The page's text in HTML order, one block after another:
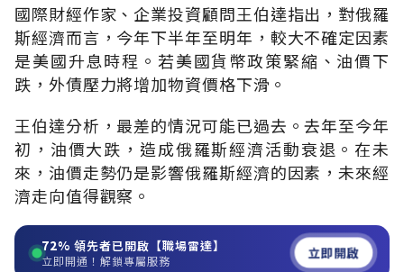
國際財經作家、企業投資顧問王伯達指出，對俄羅
斯經濟而言，今年下半年至明年，較大不確定因素
是美國升息時程。若美國貨幣政策緊縮、油價下
跌，外債壓力將增加物資價格下滑。
王伯達分析，最差的情況可能已過去。去年至今年
初，油價大跌，造成俄羅斯經濟活動衰退。在未
來，油價走勢仍是影響俄羅斯經濟的因素，未來經
濟走向值得觀察。
72% 領先者已開啟【職場雷達】
立即開通！解鎖專屬服務 立即開啟